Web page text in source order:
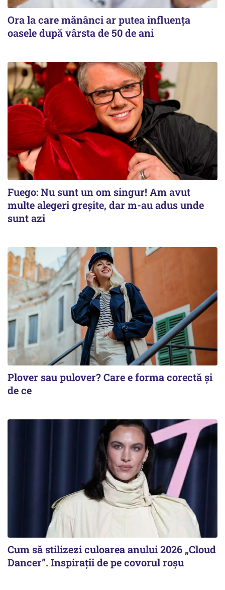
Ora la care mănânci ar putea influența
oasele după vârsta de 50 de ani
Fuego: Nu sunt un om singur! Am avut
multe alegeri greșite, dar m-au adus unde
sunt azi
Plover sau pulover? Care e forma corectă și
de ce
Cum să stilizezi culoarea anului 2026 „Cloud
Dancer”. Inspirații de pe covorul roșu